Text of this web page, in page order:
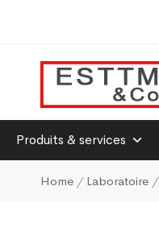
Produits & services
Home / Laboratoire /